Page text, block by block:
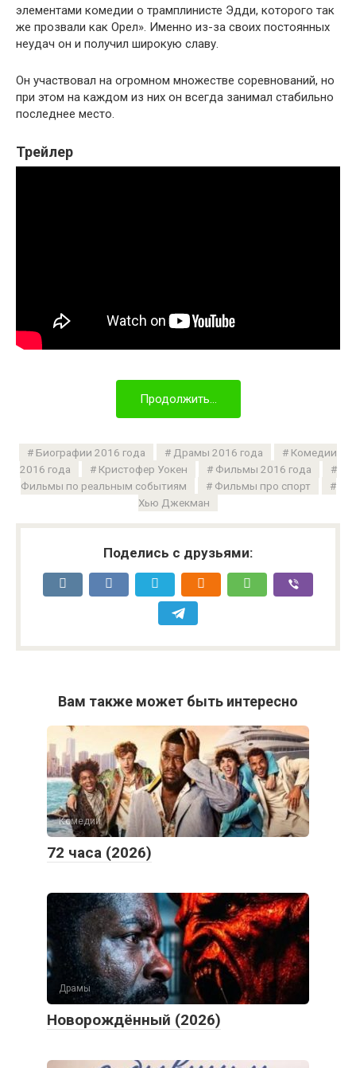
элементами комедии о трамплинисте Эдди, которого так
же прозвали как Орел». Именно из-за своих постоянных
неудач он и получил широкую славу.
Он участвовал на огромном множестве соревнований, но
при этом на каждом из них он всегда занимал стабильно
последнее место.
Трейлер
Продолжить...
Биографии 2016 года Драмы 2016 года
Комедии
2016 года
Кристофер Уокен
Фильмы 2016 года
Фильмы по реальным событиям
Фильмы про спорт
Хью Джекман
Поделись с друзьями:
Вам также может быть интересно
Комедии
72 часа (2026)
Драмы
Новорождённый (2026)